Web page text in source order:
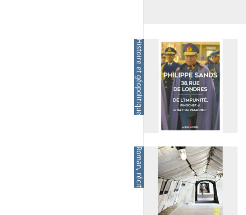
Histoire et géopolitique
Roman, récit